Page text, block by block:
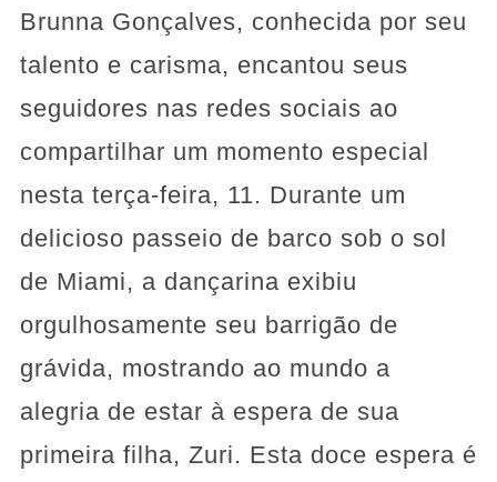
Brunna Gonçalves, conhecida por seu
talento e carisma, encantou seus
seguidores nas redes sociais ao
compartilhar um momento especial
nesta terça-feira, 11. Durante um
delicioso passeio de barco sob o sol
de Miami, a dançarina exibiu
orgulhosamente seu barrigão de
grávida, mostrando ao mundo a
alegria de estar à espera de sua
primeira filha, Zuri. Esta doce espera é